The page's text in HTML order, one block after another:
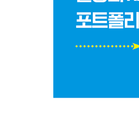
배경과 의상 변경하기
PART 04 이게 된다고?
01 포토샵을 실행하지 않